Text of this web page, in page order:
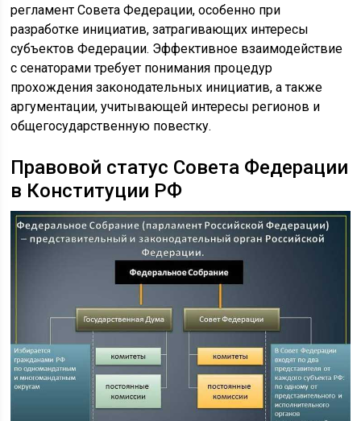
регламент Совета Федерации, особенно при
разработке инициатив, затрагивающих интересы
субъектов Федерации. Эффективное взаимодействие
с сенаторами требует понимания процедур
прохождения законодательных инициатив, а также
аргументации, учитывающей интересы регионов и
общегосударственную повестку.
Правовой статус Совета Федерации
в Конституции РФ